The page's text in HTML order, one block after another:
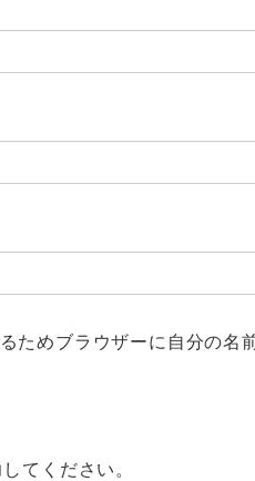
ためブラウザーに自分の名
てください。